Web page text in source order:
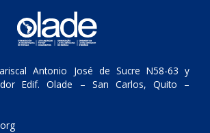
Antonio José de Sucre N58-63 y
Edif. Olade – San Carlos, Quito –